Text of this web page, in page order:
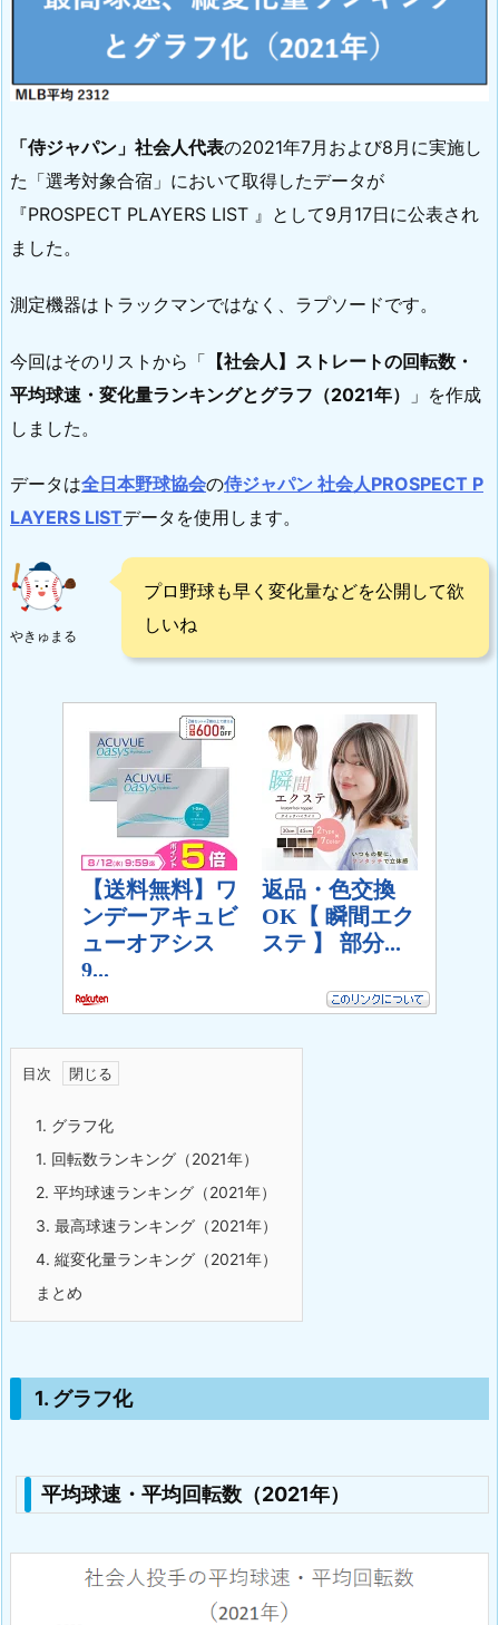
「侍ジャパン」社会人代表の2021年7月および8月に実施し
た「選考対象合宿」において取得したデータが
『PROSPECT PLAYERS LIST 』として9月17日に公表され
ました。
測定機器はトラックマンではなく、ラプソードです。
今回はそのリストから「 【社会人】ストレートの回転数・
平均球速・変化量ランキングとグラフ（2021年）
」を作成
しました。
データは全日本野球協会の侍ジャパン 社会人PROSPECT P
LAYERS LISTデータを使用します。
やきゅまる
プロ野球も早く変化量などを公開して欲
しいね
目次
1. グラフ化
1. 回転数ランキング（2021年）
2. 平均球速ランキング（2021年）
3. 最高球速ランキング（2021年）
4. 縦変化量ランキング（2021年）
まとめ
1. グラフ化
平均球速・平均回転数（2021年）